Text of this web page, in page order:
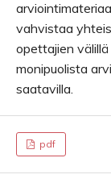
vahvistaa
opettajien
monipuolista
saatavilla.
pdf